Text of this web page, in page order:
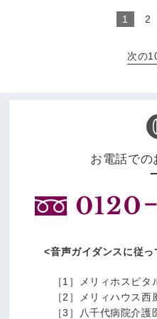
1 2
次の
お電話での
音声ガイダンスに従
［1］メリィホスピタ
［2］メリィハウス西
［3］八千代病院介護